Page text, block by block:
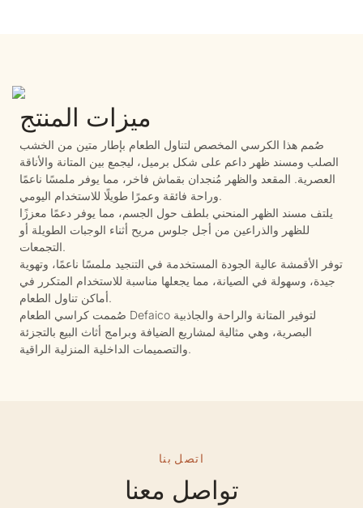
ميزات المنتج
صُمم هذا الكرسي المخصص لتناول الطعام بإطار متين من الخشب
الصلب ومسند ظهر داعم على شكل برميل، ليجمع بين المتانة والأناقة
العصرية. المقعد والظهر مُنجدان بقماش فاخر، مما يوفر ملمسًا ناعمًا
وراحة فائقة وعمرًا طويلًا للاستخدام اليومي.
يلتف مسند الظهر المنحني بلطف حول الجسم، مما يوفر دعمًا معززًا
للظهر والذراعين من أجل جلوس مريح أثناء الوجبات الطويلة أو
التجمعات.
توفر الأقمشة عالية الجودة المستخدمة في التنجيد ملمسًا ناعمًا، وتهوية
جيدة، وسهولة في الصيانة، مما يجعلها مناسبة للاستخدام المتكرر في
أماكن تناول الطعام.
صُممت كراسي الطعام Defaico لتوفير المتانة والراحة والجاذبية
البصرية، وهي مثالية لمشاريع الضيافة وبرامج أثاث البيع بالتجزئة
والتصميمات الداخلية المنزلية الراقية.
اتصل بنا
تواصل معنا